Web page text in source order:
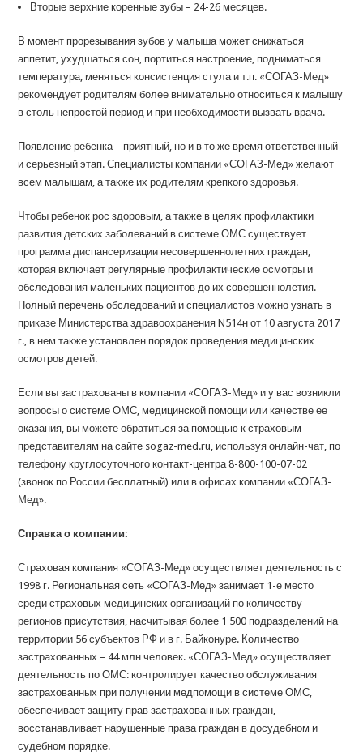
Вторые верхние коренные зубы – 24-26 месяцев.
В момент прорезывания зубов у малыша может снижаться
аппетит, ухудшаться сон, портиться настроение, подниматься
температура, меняться консистенция стула и т.п. «СОГАЗ-Мед»
рекомендует родителям более внимательно относиться к малышу
в столь непростой период и при необходимости вызвать врача.
Появление ребенка – приятный, но и в то же время ответственный
и серьезный этап. Специалисты компании «СОГАЗ-Мед» желают
всем малышам, а также их родителям крепкого здоровья.
Чтобы ребенок рос здоровым, а также в целях профилактики
развития детских заболеваний в системе ОМС существует
программа диспансеризации несовершеннолетних граждан,
которая включает регулярные профилактические осмотры и
обследования маленьких пациентов до их совершеннолетия.
Полный перечень обследований и специалистов можно узнать в
приказе Министерства здравоохранения N514н от 10 августа 2017
г., в нем также установлен порядок проведения медицинских
осмотров детей.
Если вы застрахованы в компании «СОГАЗ-Мед» и у вас возникли
вопросы о системе ОМС, медицинской помощи или качестве ее
оказания, вы можете обратиться за помощью к страховым
представителям на сайте sogaz-med.ru, используя онлайн-чат, по
телефону круглосуточного контакт-центра 8-800-100-07-02
(звонок по России бесплатный) или в офисах компании «СОГАЗ-
Мед».
Справка о компании:
Страховая компания «СОГАЗ-Мед» осуществляет деятельность с
1998 г. Региональная сеть «СОГАЗ-Мед» занимает 1-е место
среди страховых медицинских организаций по количеству
регионов присутствия, насчитывая более 1 500 подразделений на
территории 56 субъектов РФ и в г. Байконуре. Количество
застрахованных – 44 млн человек. «СОГАЗ-Мед» осуществляет
деятельность по ОМС: контролирует качество обслуживания
застрахованных при получении медпомощи в системе ОМС,
обеспечивает защиту прав застрахованных граждан,
восстанавливает нарушенные права граждан в досудебном и
судебном порядке.